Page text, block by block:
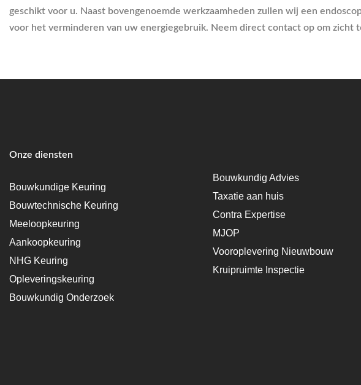
geschikt voor u. Naast bovengenoemde werkzaamheden zullen wij een
voor het verminderen van uw energiegebruik. Neem direct contact op om zicht
Onze diensten
Bouwkundige Keuring
Bouwtechnische Keuring
Meeloopkeuring
Aankoopkeuring
NHG Keuring
Opleveringskeuring
Bouwkundig Onderzoek
Bouwkundig Advies
Taxatie aan huis
Contra Expertise
MJOP
Vooroplevering Nieuwbouw
Kruipruimte Inspectie